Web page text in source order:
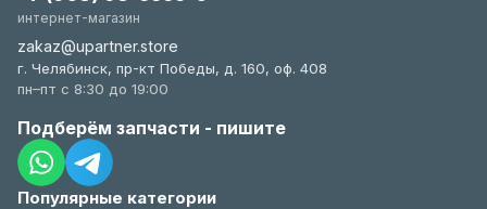
Популярные категории
интернет-магазин
zakaz@upartner.store
г. Челябинск, пр-кт Победы, д. 160, оф. 408
пн–пт с 8:30 до 19:00
Подберём запчасти - пишите